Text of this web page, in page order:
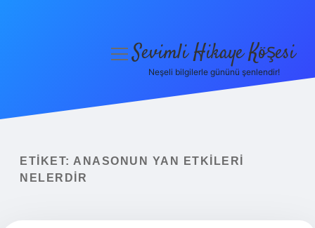
Yasal Uyarı
menüyüSevimli Hikaye Köşesi
Neşeli bilgilerle gününü şenlendir!
ETIKET: ANASONUN YAN ETKILERI
NELERDIR